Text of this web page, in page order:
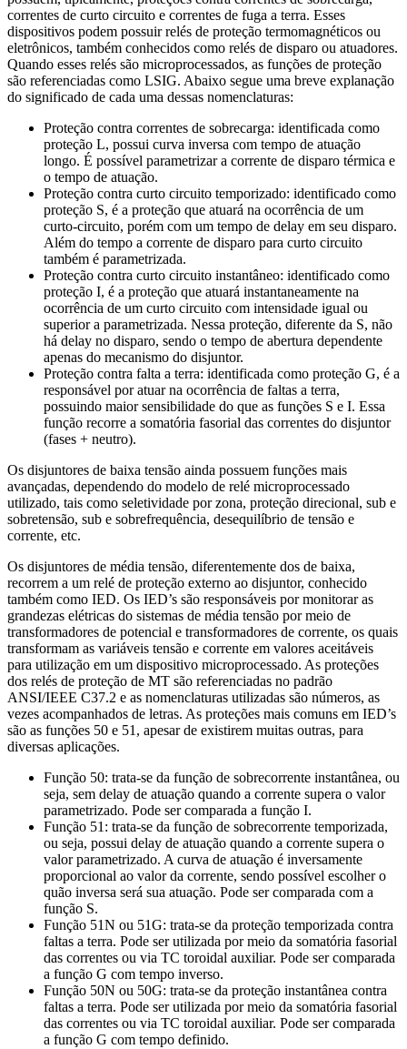
correntes de curto circuito e correntes de fuga a terra. Esses
dispositivos podem possuir relés de proteção termomagnéticos ou
eletrônicos, também conhecidos como relés de disparo ou atuadores.
Quando esses relés são microprocessados, as funções de proteção
são referenciadas como LSIG. Abaixo segue uma breve explanação
do significado de cada uma dessas nomenclaturas:
Proteção contra correntes de sobrecarga: identificada como
proteção L, possui curva inversa com tempo de atuação
longo. É possível parametrizar a corrente de disparo térmica e
o tempo de atuação.
Proteção contra curto circuito temporizado: identificado como
proteção S, é a proteção que atuará na ocorrência de um
curto-circuito, porém com um tempo de delay em seu disparo.
Além do tempo a corrente de disparo para curto circuito
também é parametrizada.
Proteção contra curto circuito instantâneo: identificado como
proteção I, é a proteção que atuará instantaneamente na
ocorrência de um curto circuito com intensidade igual ou
superior a parametrizada. Nessa proteção, diferente da S, não
há delay no disparo, sendo o tempo de abertura dependente
apenas do mecanismo do disjuntor.
Proteção contra falta a terra: identificada como proteção G, é a
responsável por atuar na ocorrência de faltas a terra,
possuindo maior sensibilidade do que as funções S e I. Essa
função recorre a somatória fasorial das correntes do disjuntor
(fases + neutro).
Os disjuntores de baixa tensão ainda possuem funções mais
avançadas, dependendo do modelo de relé microprocessado
utilizado, tais como seletividade por zona, proteção direcional, sub e
sobretensão, sub e sobrefrequência, desequilíbrio de tensão e
corrente, etc.
Os disjuntores de média tensão, diferentemente dos de baixa,
recorrem a um relé de proteção externo ao disjuntor, conhecido
também como IED. Os IED’s são responsáveis por monitorar as
grandezas elétricas do sistemas de média tensão por meio de
transformadores de potencial e transformadores de corrente, os quais
transformam as variáveis tensão e corrente em valores aceitáveis
para utilização em um dispositivo microprocessado. As proteções
dos relés de proteção de MT são referenciadas no padrão
ANSI/IEEE C37.2 e as nomenclaturas utilizadas são números, as
vezes acompanhados de letras. As proteções mais comuns em IED’s
são as funções 50 e 51, apesar de existirem muitas outras, para
diversas aplicações.
Função 50: trata-se da função de sobrecorrente instantânea, ou
seja, sem delay de atuação quando a corrente supera o valor
parametrizado. Pode ser comparada a função I.
Função 51: trata-se da função de sobrecorrente temporizada,
ou seja, possui delay de atuação quando a corrente supera o
valor parametrizado. A curva de atuação é inversamente
proporcional ao valor da corrente, sendo possível escolher o
quão inversa será sua atuação. Pode ser comparada com a
função S.
Função 51N ou 51G: trata-se da proteção temporizada contra
faltas a terra. Pode ser utilizada por meio da somatória fasorial
das correntes ou via TC toroidal auxiliar. Pode ser comparada
a função G com tempo inverso.
Função 50N ou 50G: trata-se da proteção instantânea contra
faltas a terra. Pode ser utilizada por meio da somatória fasorial
das correntes ou via TC toroidal auxiliar. Pode ser comparada
a função G com tempo definido.